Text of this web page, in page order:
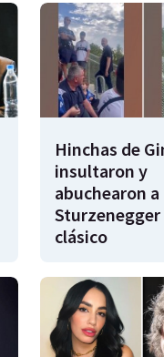
Hinchas de
insultaron y
abuchearon a
Sturzenegger
clásico